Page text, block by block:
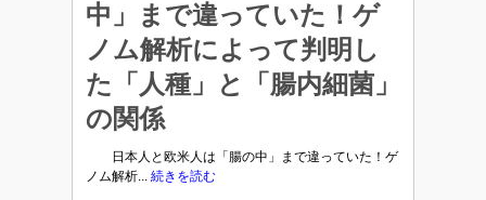
中」まで違っていた！ゲ
ノム解析によって判明し
た「人種」と「腸内細菌」
の関係
日本人と欧米人は「腸の中」まで違っていた！ゲ
ノム解析... 続きを読む